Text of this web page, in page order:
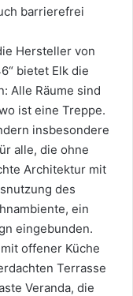
barrierefrei
Hersteller von
bietet Elk die
Alle Räume sind
ist eine Treppe.
insbesondere
alle, die ohne
Architektur mit
des
ein
eingebunden.
offener Küche
Terrasse
Veranda, die